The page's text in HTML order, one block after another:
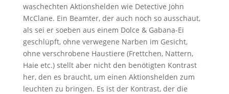
waschechten Aktionshelden wie Detective John
McClane. Ein Beamter, der auch noch so ausschaut,
als sei er soeben aus einem Dolce & Gabana-Ei
geschlüpft, ohne verwegene Narben im Gesicht,
ohne verschrobene Haustiere (Frettchen, Nattern,
Haie etc.) stellt aber nicht den benötigten Kontrast
her, den es braucht, um einen Aktionshelden zum
leuchten zu bringen. Es ist der Kontrast, der die